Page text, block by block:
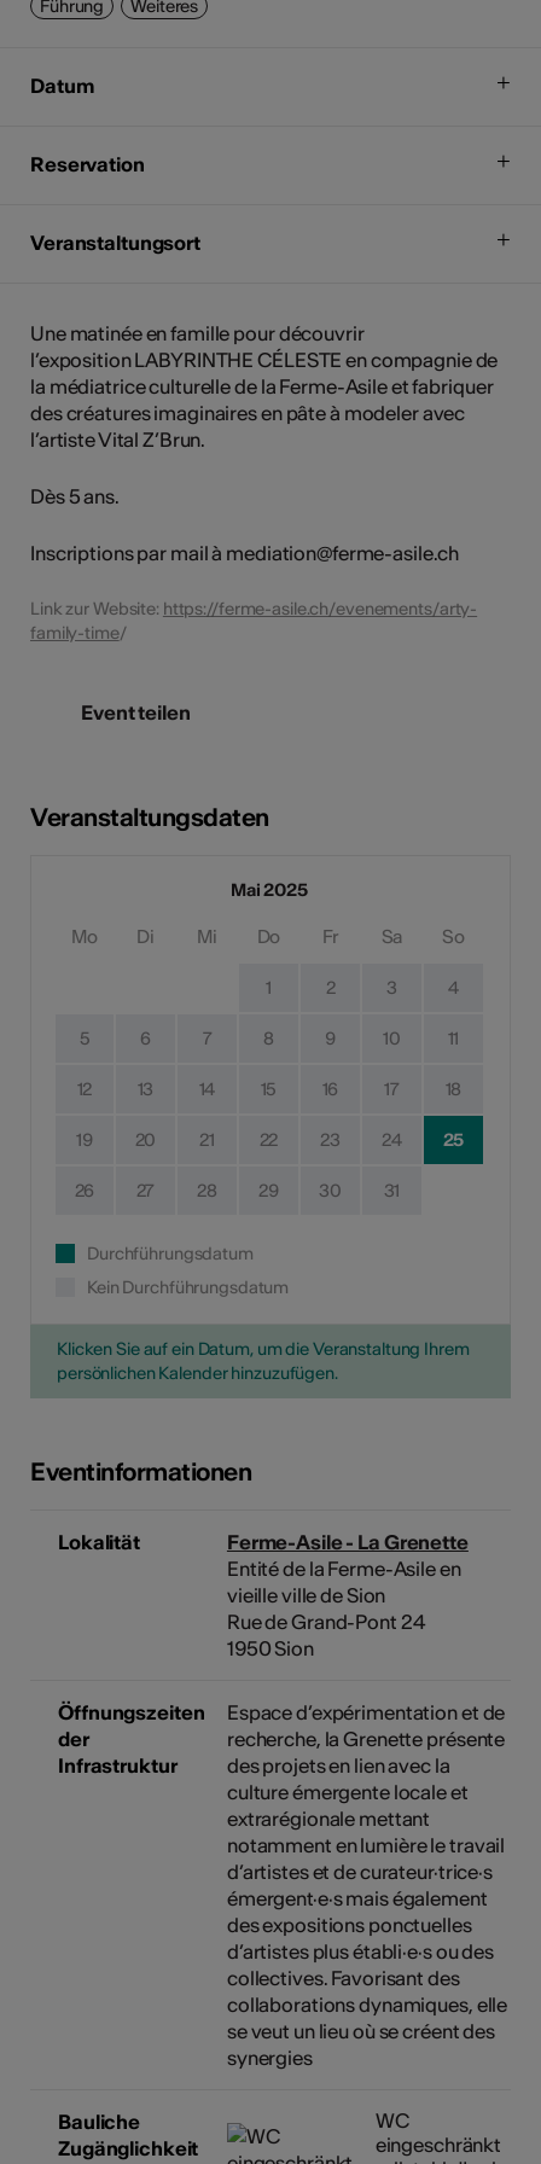
Führung Weiteres
Datum
Reservation
Veranstaltungsort
Une matinée en famille pour découvrir
l’exposition LABYRINTHE CÉLESTE en compagnie de
la médiatrice culturelle de la Ferme-Asile et fabriquer
des créatures imaginaires en pâte à modeler avec
l’artiste Vital Z’Brun.
Dès 5 ans.
Inscriptions par mail à mediation@ferme-asile.ch
Link zur Website: https://ferme-asile.ch/evenements/arty-
family-time/
Event teilen
Veranstaltungsdaten
Mai 2025
Mo Di Mi Do Fr Sa So
1 2 3 4
5 6 7 8 9 10 11
12 13 14 15 16 17 18
19 20 21 22 23 24 25
26 27 28 29 30 31
Durchführungsdatum
Kein Durchführungsdatum
Klicken Sie auf ein Datum, um die Veranstaltung Ihrem
persönlichen Kalender hinzuzufügen.
Eventinformationen
Lokalität
Ferme-Asile - La Grenette
Entité de la Ferme-Asile en
vieille ville de Sion
Rue de Grand-Pont 24
1950 Sion
Öffnungszeiten
der
Infrastruktur
Espace d’expérimentation et de
recherche, la Grenette présente
des projets en lien avec la
culture émergente locale et
extrarégionale mettant
notamment en lumière le travail
d’artistes et de curateur·trice·s
émergent·e·s mais également
des expositions ponctuelles
d’artistes plus établi·e·s ou des
collectives. Favorisant des
collaborations dynamiques, elle
se veut un lieu où se créent des
synergies
Bauliche
Zugänglichkeit
WC
eingeschränkt